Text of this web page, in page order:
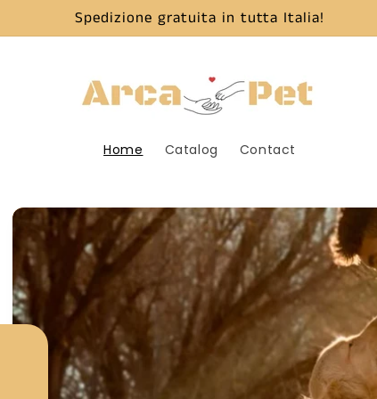
Spedizione gratuita in tutta Italia!
Home Catalog Contact